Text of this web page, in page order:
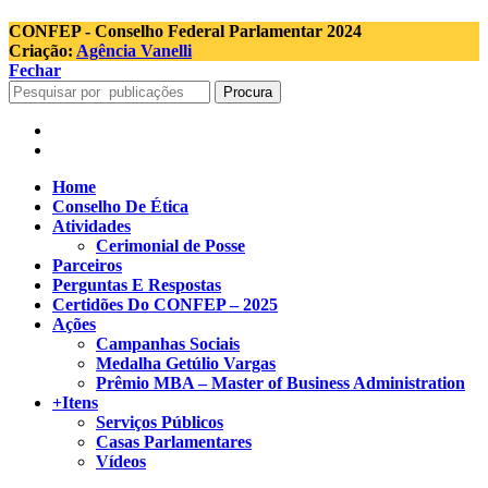
CONFEP - Conselho Federal Parlamentar 2024
Criação: Agência Vanelli
Fechar
Procura
Home
Conselho De Ética
Atividades
Cerimonial de Posse
Parceiros
Perguntas E Respostas
Certidões Do CONFEP – 2025
Ações
Campanhas Sociais
Medalha Getúlio Vargas
Prêmio MBA – Master of Business Administration
+Itens
Serviços Públicos
Casas Parlamentares
Vídeos